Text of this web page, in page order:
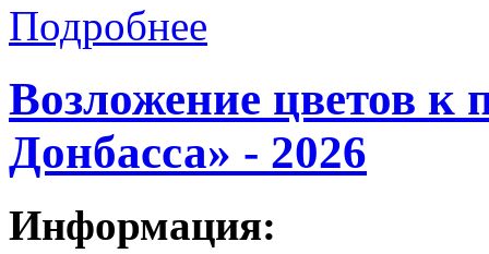
Подробнее
Возложение цветов к
Донбасса» - 2026
Информация: